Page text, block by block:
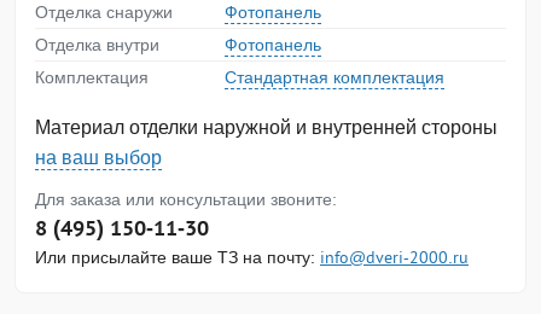
Отделка снаружи
Фотопанель
Отделка внутри
Фотопанель
Комплектация
Стандартная комплектация
Материал отделки наружной и внутренней стороны
на ваш выбор
Для заказа или консультации звоните:
8 (495) 150-11-30
Или присылайте ваше ТЗ на почту: info@dveri-2000.ru